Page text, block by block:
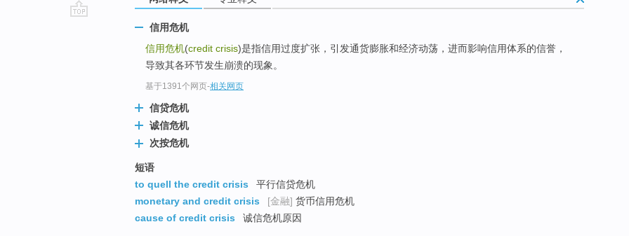
信用危机
信用危机(credit crisis)是指信用过度扩张，引发通货膨胀和经济动荡，进而影响信用体系的信誉，
导致其各环节发生崩溃的现象。
基于1391个网页-相关网页
信贷危机
诚信危机
次按危机
短语
to quell the credit crisis
平行信贷危机
monetary and credit crisis
[金融] 货币信用危机
cause of credit crisis
诚信危机原因